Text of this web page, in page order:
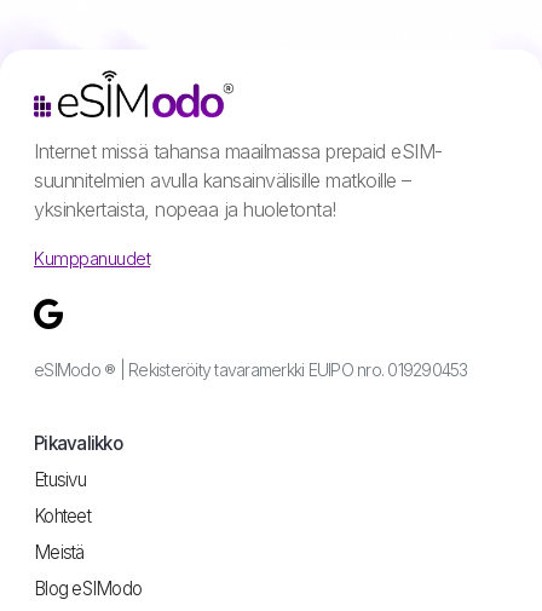
Internet missä tahansa maailmassa prepaid eSIM-
suunnitelmien avulla kansainvälisille matkoille –
yksinkertaista, nopeaa ja huoletonta!
Kumppanuudet
eSIModo ® | Rekisteröity tavaramerkki EUIPO nro. 019290453
Pikavalikko
Etusivu
Kohteet
Meistä
Blog eSIModo